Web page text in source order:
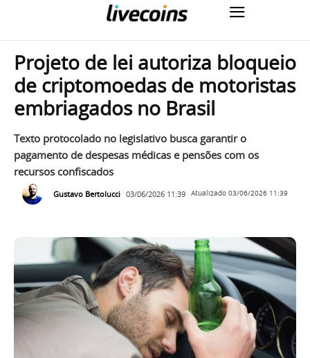
Projeto de lei autoriza bloqueio
de criptomoedas de motoristas
embriagados no Brasil
Texto protocolado no legislativo busca garantir o
pagamento de despesas médicas e pensões com os
recursos confiscados
Gustavo Bertolucci 03/06/2026 11:39 Atualizado 03/06/2026 11:39